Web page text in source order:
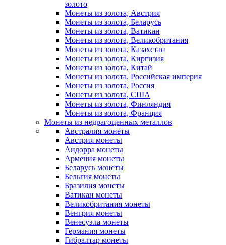
золото
Монеты из золота, Австрия
Монеты из золота, Беларусь
Монеты из золота, Ватикан
Монеты из золота, Великобритания
Монеты из золота, Казахстан
Монеты из золота, Киргизия
Монеты из золота, Китай
Монеты из золота, Российская империя
Монеты из золота, Россия
Монеты из золота, США
Монеты из золота, Финляндия
Монеты из золота, Франция
Монеты из недрагоценных металлов
Австралия монеты
Австрия монеты
Андорра монеты
Армения монеты
Беларусь монеты
Бельгия монеты
Бразилия монеты
Ватикан монеты
Великобритания монеты
Венгрия монеты
Венесуэла монеты
Германия монеты
Гибралтар монеты